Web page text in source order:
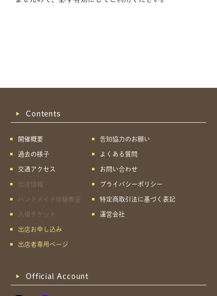
Contents
開催概要
過去の様子
交通アクセス
出店情報
ハンドメイド体験教室
入場チケット
出店お申し込み
出店者専用ページ
告知協力のお願い
よくある質問
お問い合わせ
プライバシーポリシー
特定商取引法に基づく表記
運営会社
Official Account